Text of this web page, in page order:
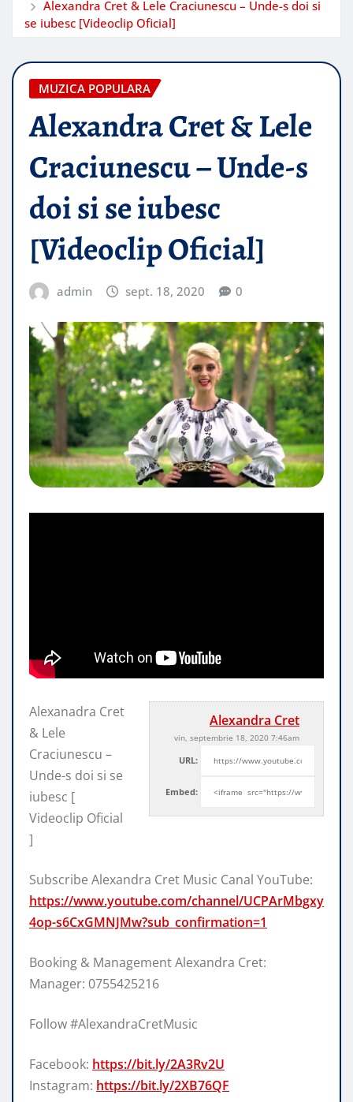
Alexandra Cret & Lele Craciunescu – Unde-s doi si
se iubesc [Videoclip Oficial]
MUZICA POPULARA
Alexandra Cret & Lele
Craciunescu – Unde-s
doi si se iubesc
[Videoclip Oficial]
admin sept. 18, 2020 0
Alexandra Cret
vin, septembrie 18, 2020 7:46am
URL:
Embed:
Alexanadra Cret
& Lele
Craciunescu –
Unde-s doi si se
iubesc [
Videoclip Oficial
]
Subscribe Alexandra Cret Music Canal YouTube:
https://www.youtube.com/channel/UCPArMbgxy
4op-s6CxGMNJMw?sub_confirmation=1
Booking & Management Alexandra Cret:
Manager: 0755425216
Follow #AlexandraCretMusic
Facebook: https://bit.ly/2A3Rv2U
Instagram: https://bit.ly/2XB76QF